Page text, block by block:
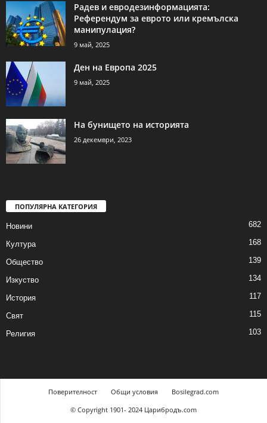
Радев и евродезинформацията:
Референдум за еврото или кремълска
манипулация?
9 май, 2025
Ден на Европа 2025
9 май, 2025
На бунището на историята
26 декември, 2023
ПОПУЛЯРНА КАТЕГОРИЯ
Новини 682
Култура 168
Общество 139
Изкуство 134
История 117
Свят 115
Религия 103
Поверителност Общи условия
Bosilegrad.com
© Copyright 1901- 2024 Царибродъ.com